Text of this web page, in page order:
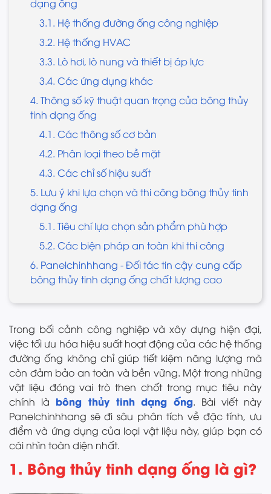
dạng ống
3.1. Hệ thống đường ống công nghiệp
3.2. Hệ thống HVAC
3.3. Lò hơi, lò nung và thiết bị áp lực
3.4. Các ứng dụng khác
4. Thông số kỹ thuật quan trọng của bông thủy
tinh dạng ống
4.1. Các thông số cơ bản
4.2. Phân loại theo bề mặt
4.3. Các chỉ số hiệu suất
5. Lưu ý khi lựa chọn và thi công bông thủy tinh
dạng ống
5.1. Tiêu chí lựa chọn sản phẩm phù hợp
5.2. Các biện pháp an toàn khi thi công
6. Panelchinhhang - Đối tác tin cậy cung cấp
bông thủy tinh dạng ống chất lượng cao
Trong bối cảnh công nghiệp và xây dựng hiện đại,
việc tối ưu hóa hiệu suất hoạt động của các hệ thống
đường ống không chỉ giúp tiết kiệm năng lượng mà
còn đảm bảo an toàn và bền vững. Một trong những
vật liệu đóng vai trò then chốt trong mục tiêu này
chính là bông thủy tinh dạng ống. Bài viết này
Panelchinhhang sẽ đi sâu phân tích về đặc tính, ưu
điểm và ứng dụng của loại vật liệu này, giúp bạn có
cái nhìn toàn diện nhất.
1. Bông thủy tinh dạng ống là gì?